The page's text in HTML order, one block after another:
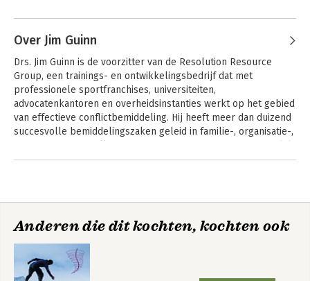
iedereen overweg
Bekijk alle boeken
Over Jim Guinn
Drs. Jim Guinn is de voorzitter van de Resolution Resource
Group, een trainings- en ontwikkelingsbedrijf dat met
professionele sportfranchises, universiteiten,
advocatenkantoren en overheidsinstanties werkt op het gebied
van effectieve conflictbemiddeling. Hij heeft meer dan duizend
succesvolle bemiddelingszaken geleid in familie-, organisatie-,
ceo's uit alle lagen van de samenleving, waaronder ook talloze
Anderen die dit kochten, kochten ook